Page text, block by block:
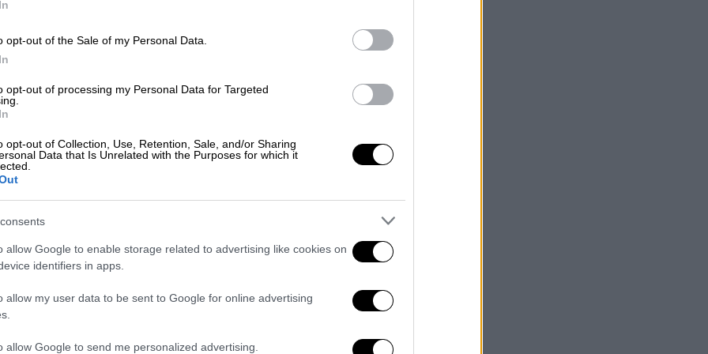
opt-out of the Sale of my Personal Data.
opt-out of processing my Personal Data for Targeted
opt-out of Collection, Use, Retention, Sale, and/or Sharing
Data that Is Unrelated with the Purposes for which it
allow Google to enable storage related to advertising like cookies on
identifiers in apps.
allow my user data to be sent to Google for online advertising
allow Google to send me personalized advertising.
που βρέθηκε χτυπημένος και
, παρατηρούνται καθυστερήσεις στο